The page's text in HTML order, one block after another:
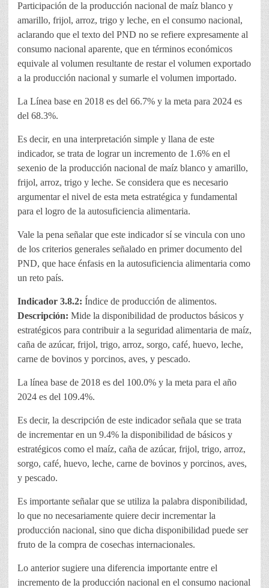
Participación de la producción nacional de maíz blanco y
amarillo, frijol, arroz, trigo y leche, en el consumo nacional,
aclarando que el texto del PND no se refiere expresamente al
consumo nacional aparente, que en términos económicos
equivale al volumen resultante de restar el volumen exportado
a la producción nacional y sumarle el volumen importado.
La Línea base en 2018 es del 66.7% y la meta para 2024 es
del 68.3%.
Es decir, en una interpretación simple y llana de este
indicador, se trata de lograr un incremento de 1.6% en el
sexenio de la producción nacional de maíz blanco y amarillo,
frijol, arroz, trigo y leche. Se considera que es necesario
argumentar el nivel de esta meta estratégica y fundamental
para el logro de la autosuficiencia alimentaria.
Vale la pena señalar que este indicador sí se vincula con uno
de los criterios generales señalado en primer documento del
PND, que hace énfasis en la autosuficiencia alimentaria como
un reto país.
Indicador 3.8.2: Índice de producción de alimentos.
Descripción: Mide la disponibilidad de productos básicos y
estratégicos para contribuir a la seguridad alimentaria de maíz,
caña de azúcar, frijol, trigo, arroz, sorgo, café, huevo, leche,
carne de bovinos y porcinos, aves, y pescado.
La línea base de 2018 es del 100.0% y la meta para el año
2024 es del 109.4%.
Es decir, la descripción de este indicador señala que se trata
de incrementar en un 9.4% la disponibilidad de básicos y
estratégicos como el maíz, caña de azúcar, frijol, trigo, arroz,
sorgo, café, huevo, leche, carne de bovinos y porcinos, aves,
y pescado.
Es importante señalar que se utiliza la palabra disponibilidad,
lo que no necesariamente quiere decir incrementar la
producción nacional, sino que dicha disponibilidad puede ser
fruto de la compra de cosechas internacionales.
Lo anterior sugiere una diferencia importante entre el
incremento de la producción nacional en el consumo nacional